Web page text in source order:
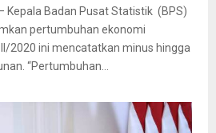
Kepala Badan Pusat Statistik (BPS)
pertumbuhan ekonomi
2020 ini mencatatkan minus hingga
“Pertumbuhan...